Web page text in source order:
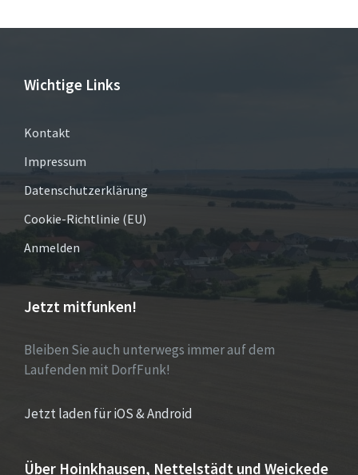
Wichtige Links
Kontakt
Impressum
Datenschutzerklärung
Cookie-Richtlinie (EU)
Anmelden
Jetzt mitfunken!
Bleiben Sie auch unterwegs immer auf dem
Laufenden mit DorfFunk!
Jetzt laden für iOS & Android
Über Hoinkhausen, Nettelstädt und Weickede